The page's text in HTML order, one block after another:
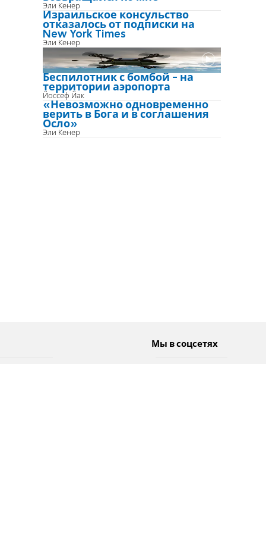
Эли Кенер
Израильское консульство
отказалось от подписки на
New York Times
Эли Кенер
Беспилотник с бомбой - на
территории аэропорта
Йоссеф Йак
«Невозможно одновременно
верить в Бога и в соглашения
Осло»
Эли Кенер
Мы в соцсетях